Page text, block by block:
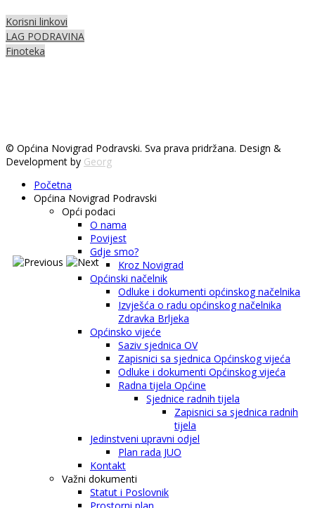
Korisni linkovi
LAG PODRAVINA
Finoteka
© Općina Novigrad Podravski. Sva prava pridržana. Design &
Development by Georg
Početna
Općina Novigrad Podravski
Opći podaci
O nama
Povijest
Gdje smo?
Kroz Novigrad
Općinski načelnik
Odluke i dokumenti općinskog načelnika
Izvješća o radu općinskog načelnika
Zdravka Brljeka
Općinsko vijeće
Saziv sjednica OV
Zapisnici sa sjednica Općinskog vijeća
Odluke i dokumenti Općinskog vijeća
Radna tijela Općine
Sjednice radnih tijela
Zapisnici sa sjednica radnih
tijela
Jedinstveni upravni odjel
Plan rada JUO
Kontakt
Važni dokumenti
Statut i Poslovnik
Prostorni plan